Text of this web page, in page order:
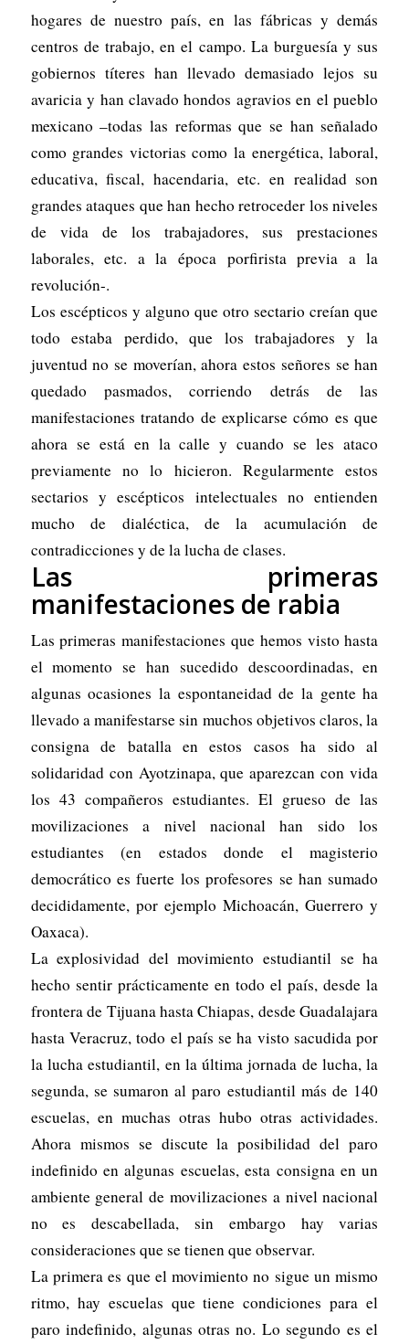
hogares de nuestro país, en las fábricas y demás
centros de trabajo, en el campo. La burguesía y sus
gobiernos títeres han llevado demasiado lejos su
avaricia y han clavado hondos agravios en el pueblo
mexicano –todas las reformas que se han señalado
como grandes victorias como la energética, laboral,
educativa, fiscal, hacendaria, etc. en realidad son
grandes ataques que han hecho retroceder los niveles
de vida de los trabajadores, sus prestaciones
laborales, etc. a la época porfirista previa a la
revolución-.
Los escépticos y alguno que otro sectario creían que
todo estaba perdido, que los trabajadores y la
juventud no se moverían, ahora estos señores se han
quedado pasmados, corriendo detrás de las
manifestaciones tratando de explicarse cómo es que
ahora se está en la calle y cuando se les ataco
previamente no lo hicieron. Regularmente estos
sectarios y escépticos intelectuales no entienden
mucho de dialéctica, de la acumulación de
contradicciones y de la lucha de clases.
Las primeras
manifestaciones de rabia
Las primeras manifestaciones que hemos visto hasta
el momento se han sucedido descoordinadas, en
algunas ocasiones la espontaneidad de la gente ha
llevado a manifestarse sin muchos objetivos claros, la
consigna de batalla en estos casos ha sido al
solidaridad con Ayotzinapa, que aparezcan con vida
los 43 compañeros estudiantes. El grueso de las
movilizaciones a nivel nacional han sido los
estudiantes (en estados donde el magisterio
democrático es fuerte los profesores se han sumado
decididamente, por ejemplo Michoacán, Guerrero y
Oaxaca).
La explosividad del movimiento estudiantil se ha
hecho sentir prácticamente en todo el país, desde la
frontera de Tijuana hasta Chiapas, desde Guadalajara
hasta Veracruz, todo el país se ha visto sacudida por
la lucha estudiantil, en la última jornada de lucha, la
segunda, se sumaron al paro estudiantil más de 140
escuelas, en muchas otras hubo otras actividades.
Ahora mismos se discute la posibilidad del paro
indefinido en algunas escuelas, esta consigna en un
ambiente general de movilizaciones a nivel nacional
no es descabellada, sin embargo hay varias
consideraciones que se tienen que observar.
La primera es que el movimiento no sigue un mismo
ritmo, hay escuelas que tiene condiciones para el
paro indefinido, algunas otras no. Lo segundo es el